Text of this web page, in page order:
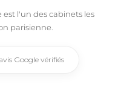
l'un des cabinets les
parisienne.
Google vérifiés